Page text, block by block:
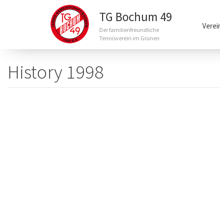
Inhalt
TG Bochum 49
Der familienfreundliche
Tennisverein im Grünen
Main
navigation
History 1998